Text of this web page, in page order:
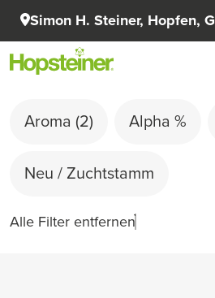
Simon H. Steiner, Hopfen,
Aroma (2) Alpha %
Neu / Zuchtstamm
Alle Filter entfernen